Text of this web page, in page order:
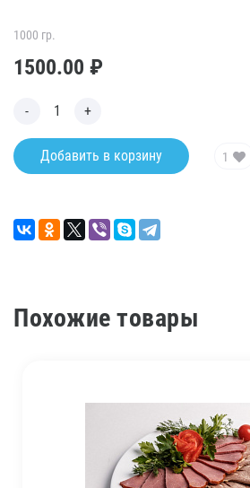
1000 гр.
1500.00 ₽
Добавить в корзину 1
Похожие товары